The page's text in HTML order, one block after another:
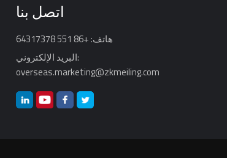
اتصل بنا
هاتف: +86 551 64317378
البريد الإلكتروني:
overseas.marketing@zkmeiling.com